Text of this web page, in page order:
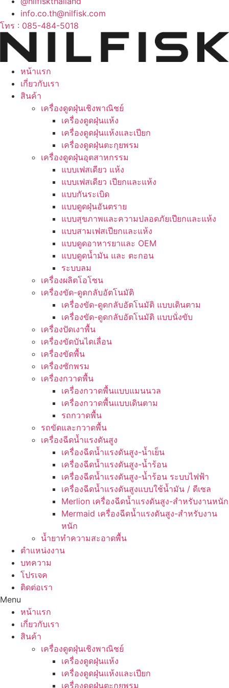
info.co.th@nilfisk.com
โทร : 085-484-5018
หน้าแรก
เกี่ยวกับเรา
สินค้า
เครื่องดูดฝุ่นเชิงพาณิชย์
เครื่องดูดฝุ่นแห้ง
เครื่องดูดฝุ่นแห้งและเปียก
เครื่องดูดฝุ่นตะกุยพรม
เครื่องดูดฝุ่นอุตสาหกรรม
แบบเฟสเดียว แห้ง
แบบเฟสเดียว เปียกและแห้ง
แบบกันระเบิด
แบบดูดฝุ่นอันตราย
แบบสุขภาพและความปลอดภัยเปียกและแห้ง
แบบสามเฟสเปียกและแห้ง
แบบดูดอาหารยาและ OEM
แบบดูดน้ำมัน และ ตะกอน
ระบบลม
เครื่องผลิตโอโซน
เครื่องขัด-ดูดกลับอัตโนมัติ
เครื่องขัด-ดูดกลับอัตโนมัติ แบบเดินตาม
เครื่องขัด-ดูดกลับอัตโนมัติ แบบนั่งขับ
เครื่องปัดเงาพื้น
เครื่องขัดบันไดเลื่อน
เครื่องขัดพื้น
เครื่องซักพรม
เครื่องกวาดพื้น
เครื่องกวาดพื้นแบบแมนนวล
เครื่องกวาดพื้นแบบเดินตาม
รถกวาดพื้น
รถขัดและกวาดพื้น
เครื่องฉีดน้ำแรงดันสูง
เครื่องฉีดน้ำแรงดันสูง-น้ำเย็น
เครื่องฉีดน้ำแรงดันสูง-น้ำร้อน
เครื่องฉีดน้ำแรงดันสูง-น้ำร้อน ระบบไฟฟ้า
เครื่องฉีดน้ำแรงดันสูงแบบใช้น้ำมัน / ดีเซล
Merlion เครื่องฉีดน้ำแรงดันสูง-สำหรับงานหนัก
Mermaid เครื่องฉีดน้ำแรงดันสูง-สำหรับงาน
หนัก
น้ำยาทำความสะอาดพื้น
ตำแหน่งงาน
บทความ
โปรเจค
ติดต่อเรา
Menu
หน้าแรก
เกี่ยวกับเรา
สินค้า
เครื่องดูดฝุ่นเชิงพาณิชย์
เครื่องดูดฝุ่นแห้ง
เครื่องดูดฝุ่นแห้งและเปียก
เครื่องดูดฝุ่นตะกุยพรม